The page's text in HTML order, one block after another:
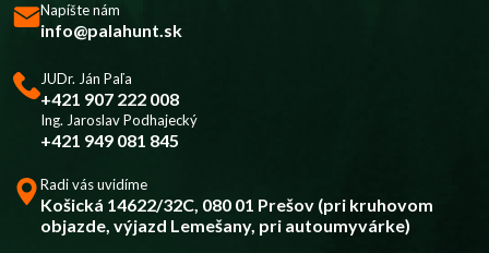
Napíšte nám
info@palahunt.sk
JUDr. Ján Paľa
+421 907 222 008
Ing. Jaroslav Podhajecký
+421 949 081 845
Radi vás uvidíme
Košická 14622/32C, 080 01 Prešov (pri kruhovom
objazde, výjazd Lemešany, pri autoumyvárke)